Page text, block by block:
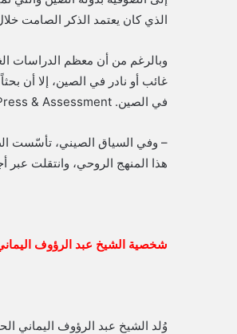
الذي كان يعتمد الذكر الصامت
في الصين. Cambridge University Press & Assessment
– وفي السياق الصيني، تأسّست
هذا المنهج الروحي، وانتقلت
شخصية الشيخ عبد الرؤوف